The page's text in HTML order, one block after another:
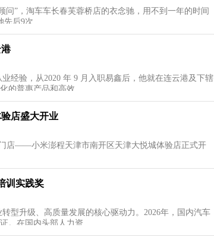
问”，淘车车长春芙蓉桥店的衣念驰，用不到一年的时间
先后9次…
经验，从2020 年 9 月入职易鑫后，他就在连云港及下辖
的普惠产品和高效…
店盛大开业
店——小米澎程天津市南开区天津大悦城体验店正式开
…
训实践奖
型升级、高质量发展的核心驱动力。2026年，国内汽车
。在国内头部人力资…